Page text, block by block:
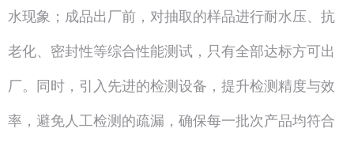
水现象；成品出厂前，对抽取的样品进行耐水压、抗
老化、密封性等综合性能测试，只有全部达标方可出
厂。同时，引入先进的检测设备，提升检测精度与效
率，避免人工检测的疏漏，确保每一批次产品均符合